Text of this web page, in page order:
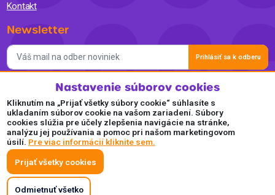
Kontakt
Newsletter
Prihlásiť sa k odberu
Súhlasím so spracovaním osobných údajov a so zasielaním
newslettra na marketingové účely a oboznámil som sa so
Zásadami ochrany osobných údajov.
Akceptujeme
Plaťte pohodlne a bezpečne online.
Nastavenie súborov cookies
Kliknutím na „Prijať všetky súbory cookie“ súhlasíte s
ukladaním súborov cookie na vašom zariadení. Súbory
cookies slúžia pre účely zlepšenia navigácie na stránke,
analýzu jej používania a pomoc pri našom marketingovom
úsilí. Pre viac informácií kliknite sem.
Prijať všetky cookies
Odmietnuť všetko